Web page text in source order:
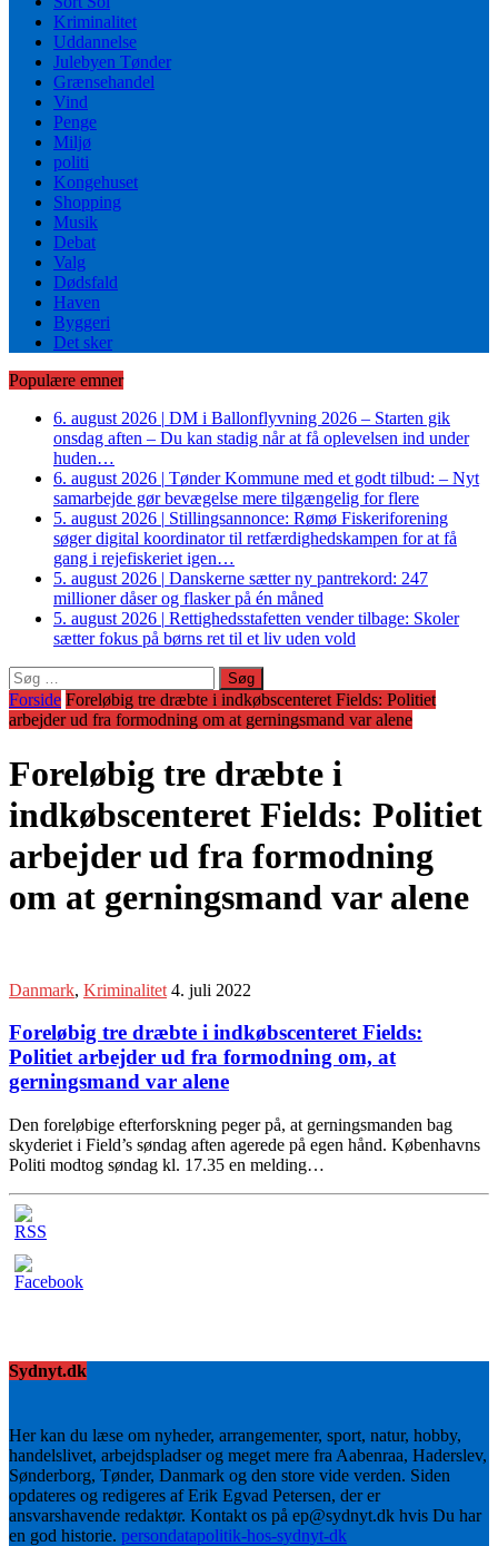
Kriminalitet
Uddannelse
Julebyen Tønder
Grænsehandel
Vind
Penge
Miljø
politi
Kongehuset
Shopping
Musik
Debat
Valg
Dødsfald
Haven
Byggeri
Det sker
Populære emner
6. august 2026 | DM i Ballonflyvning 2026 – Starten gik
onsdag aften – Du kan stadig når at få oplevelsen ind under
huden…
6. august 2026 | Tønder Kommune med et godt tilbud: – Nyt
samarbejde gør bevægelse mere tilgængelig for flere
5. august 2026 | Stillingsannonce: Rømø Fiskeriforening
søger digital koordinator til retfærdighedskampen for at få
gang i rejefiskeriet igen…
5. august 2026 | Danskerne sætter ny pantrekord: 247
millioner dåser og flasker på én måned
5. august 2026 | Rettighedsstafetten vender tilbage: Skoler
sætter fokus på børns ret til et liv uden vold
Søg
efter:
Forside Foreløbig tre dræbte i indkøbscenteret Fields: Politiet
arbejder ud fra formodning om at gerningsmand var alene
Foreløbig tre dræbte i
indkøbscenteret Fields: Politiet
arbejder ud fra formodning
om at gerningsmand var alene
Danmark, Kriminalitet 4. juli 2022
Foreløbig tre dræbte i indkøbscenteret Fields:
Politiet arbejder ud fra formodning om, at
gerningsmand var alene
Den foreløbige efterforskning peger på, at gerningsmanden bag
skyderiet i Field’s søndag aften agerede på egen hånd. Københavns
Politi modtog søndag kl. 17.35 en melding…
Sydnyt.dk
Her kan du læse om nyheder, arrangementer, sport, natur, hobby,
handelslivet, arbejdspladser og meget mere fra Aabenraa, Haderslev,
Sønderborg, Tønder, Danmark og den store vide verden. Siden
opdateres og redigeres af Erik Egvad Petersen, der er
ansvarshavende redaktør. Kontakt os på ep@sydnyt.dk hvis Du har
en god historie. persondatapolitik-hos-sydnyt-dk